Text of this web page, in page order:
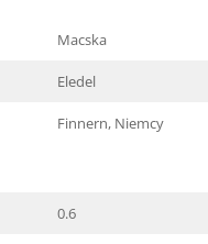
Macska
Eledel
Finnern, Niemcy
0.6